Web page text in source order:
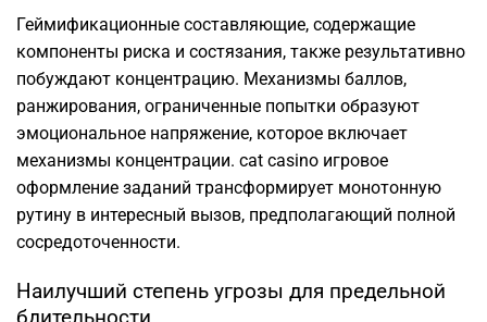
Геймификационные составляющие, содержащие
компоненты риска и состязания, также результативно
побуждают концентрацию. Механизмы баллов,
ранжирования, ограниченные попытки образуют
эмоциональное напряжение, которое включает
механизмы концентрации. cat casino игровое
оформление заданий трансформирует монотонную
рутину в интересный вызов, предполагающий полной
сосредоточенности.
Наилучший степень угрозы для предельной
бдительности